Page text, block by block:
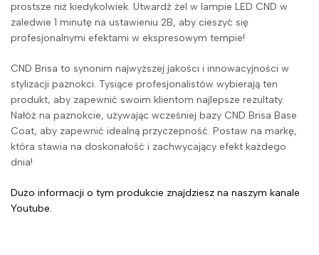
prostsze niż kiedykolwiek. Utwardź żel w lampie LED CND w
zaledwie 1 minutę na ustawieniu 2B, aby cieszyć się
profesjonalnymi efektami w ekspresowym tempie!
CND Brisa to synonim najwyższej jakości i innowacyjności w
stylizacji paznokci. Tysiące profesjonalistów wybierają ten
produkt, aby zapewnić swoim klientom najlepsze rezultaty.
Nałóż na paznokcie, używając wcześniej bazy CND Brisa Base
Coat, aby zapewnić idealną przyczepność. Postaw na markę,
która stawia na doskonałość i zachwycający efekt każdego
dnia!
Dużo informacji o tym produkcie znajdziesz na naszym kanale
Youtube.